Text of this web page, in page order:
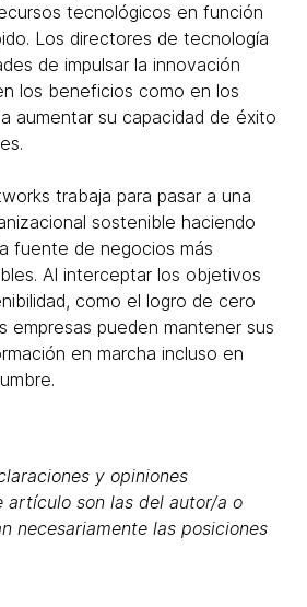
tecnológicos en función
Los directores de tecnología
de impulsar la innovación
los beneficios como en los
aumentar su capacidad de éxito
trabaja para pasar a una
sostenible haciendo
fuente de negocios más
Al interceptar los objetivos
como el logro de cero
empresas pueden mantener sus
en marcha incluso en
y opiniones
artículo son las del autor/a o
necesariamente las posiciones